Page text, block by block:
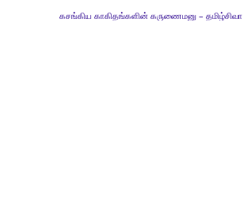
கசங்கிய காகிதங்களின் கருணைமனு – தமிழ்சிவா